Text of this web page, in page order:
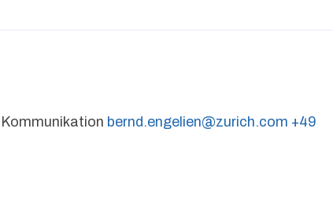
bernd.engelien@zurich.com +49